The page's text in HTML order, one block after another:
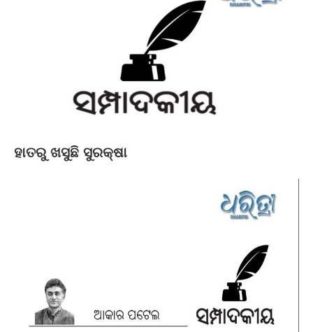
ହାତରୁ ଖସୁଛି ସୁରକ୍ଷା